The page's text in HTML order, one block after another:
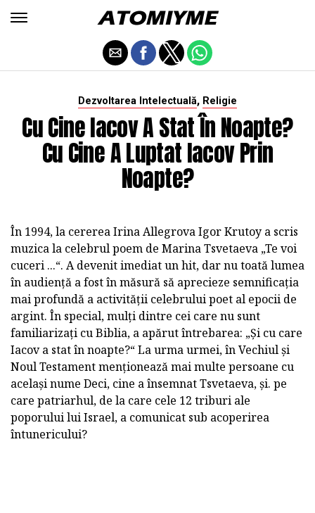
Dezvoltarea Intelectuală, Religie
Cu Cine Iacov A Stat În Noapte?
Cu Cine A Luptat Iacov Prin
Noapte?
În 1994, la cererea Irina Allegrova Igor Krutoy a scris
muzica la celebrul poem de Marina Tsvetaeva „Te voi
cuceri ...“. A devenit imediat un hit, dar nu toată lumea
în audiență a fost în măsură să aprecieze semnificația
mai profundă a activității celebrului poet al epocii de
argint. În special, mulți dintre cei care nu sunt
familiarizați cu Biblia, a apărut întrebarea: „Și cu care
Iacov a stat în noapte?“ La urma urmei, în Vechiul și
Noul Testament menționează mai multe persoane cu
același nume Deci, cine a însemnat Tsvetaeva, și. pe
care patriarhul, de la care cele 12 triburi ale
poporului lui Israel, a comunicat sub acoperirea
întunericului?